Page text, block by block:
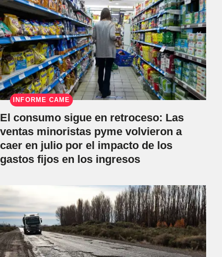
INFORME CAME
El consumo sigue en retroceso: Las
ventas minoristas pyme volvieron a
caer en julio por el impacto de los
gastos fijos en los ingresos